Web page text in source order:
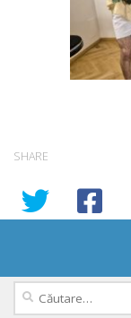
SHARE
Caută
după: